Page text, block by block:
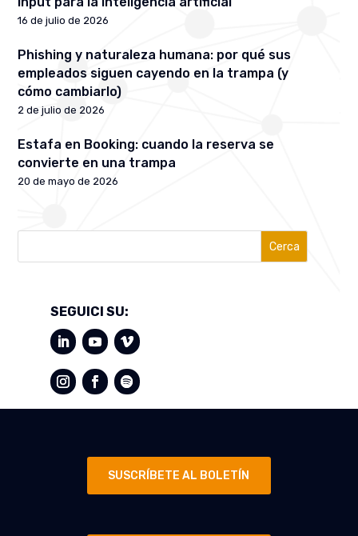
16 de julio de 2026
Phishing y naturaleza humana: por qué sus
empleados siguen cayendo en la trampa (y
cómo cambiarlo)
2 de julio de 2026
Estafa en Booking: cuando la reserva se
convierte en una trampa
20 de mayo de 2026
Cerca
SEGUICI SU:
SUSCRÍBETE AL BOLETÍN